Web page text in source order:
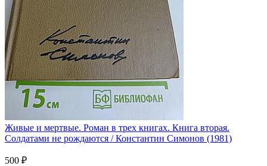
Живые и мертвые. Роман в трех книгах. Книга вторая.
Солдатами не рождаются / Константин Симонов (1981)
500 ₽